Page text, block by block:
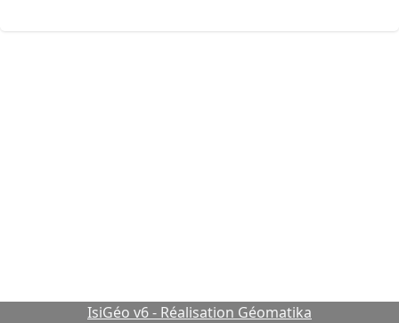
IsiGéo v6 - Réalisation Géomatika